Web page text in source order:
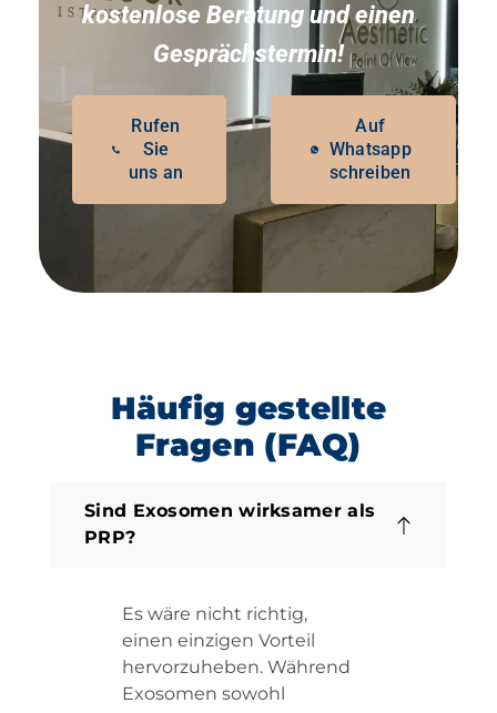
kostenlose Beratung und einen
Gesprächstermin!
Rufen
Sie
uns an
Auf
Whatsapp
schreiben
Häufig gestellte
Fragen (FAQ)
Sind Exosomen wirksamer als
PRP?
Es wäre nicht richtig,
einen einzigen Vorteil
hervorzuheben. Während
Exosomen sowohl